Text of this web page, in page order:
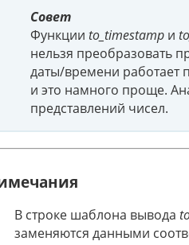
Совет
Функции to_timestamp и
нельзя преобразовать
даты/времени работает
и это намного проще.
представлений чисел.
В строке шаблона вывода
заменяются данными